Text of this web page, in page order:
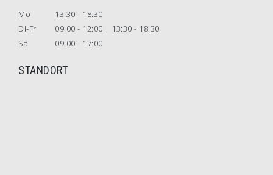
Mo
13:30 - 18:30
Di-Fr
09:00 - 12:00 | 13:30 - 18:30
Sa
09:00 - 17:00
STANDORT